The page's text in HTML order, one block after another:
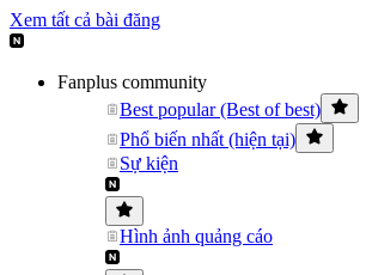
Xem tất cả bài đăng
Fanplus community
Best popular (Best of best)
Phổ biến nhất (hiện tại)
Sự kiện
Hình ảnh quảng cáo